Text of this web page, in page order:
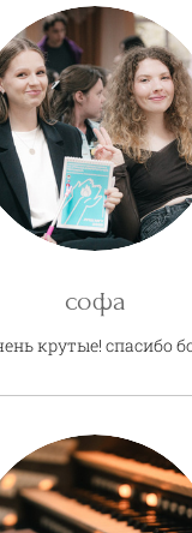
софа
крутые! спасибо